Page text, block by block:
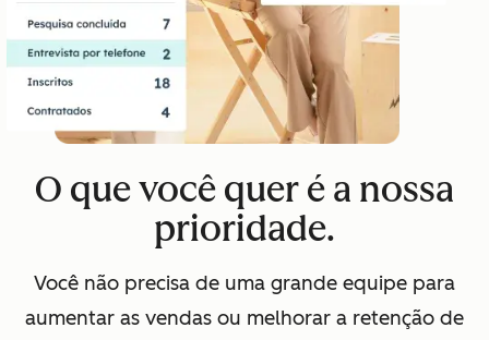
O que você quer é a nossa
prioridade.
Você não precisa de uma grande equipe para
aumentar as vendas ou melhorar a retenção de